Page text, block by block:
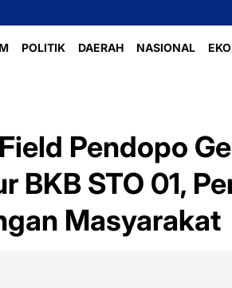
POLITIK DAERAH NASIONAL
Pendopo
BKB STO 01,
Masyarakat